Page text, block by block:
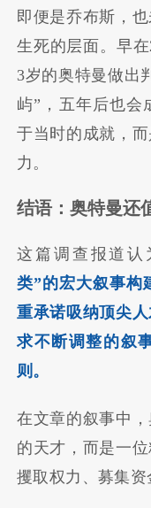
即便是乔布斯，
生死的层面。早在
3岁的奥特曼做出
屿”，五年后也
于当时的成就，
力。
结语：奥特曼还
这篇调查报道认
类”的宏大叙事构
重承诺吸纳顶尖
求不断调整的叙
则。
在文章的叙事中
的天才，而是一
攫取权力、募集资